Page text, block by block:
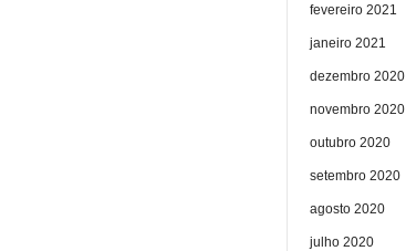
fevereiro 2021
janeiro 2021
dezembro 2020
novembro 2020
outubro 2020
setembro 2020
agosto 2020
julho 2020